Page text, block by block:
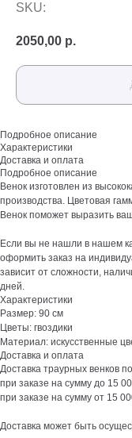
SKU:
2050,00 р.
Подробное описание
Характеристики
Доставка и оплата
Подробное описание
Венок изготовлен из
производства. Цветовая
Венок поможет выразить
Если вы не нашли в нашем
оформить заказ на
зависит от сложности,
дней.
Характеристики
Размер: 90 см
Цветы: гвоздики
Материал: искусственные
Доставка и оплата
Доставка траурных венков
при заказе на сумму до 15
при заказе на сумму от 15
Доставка может быть